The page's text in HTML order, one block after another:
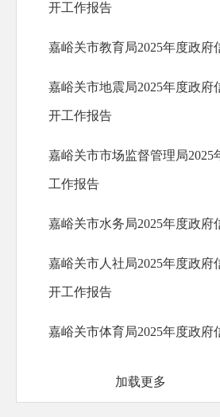
开工作报告
嘉峪关市教育局2025年度政府
嘉峪关市地震局2025年度政府
开工作报告
嘉峪关市市场监督管理局2025
工作报告
嘉峪关市水务局2025年度政府
嘉峪关市人社局2025年度政府
开工作报告
嘉峪关市体育局2025年度政府
加载更多